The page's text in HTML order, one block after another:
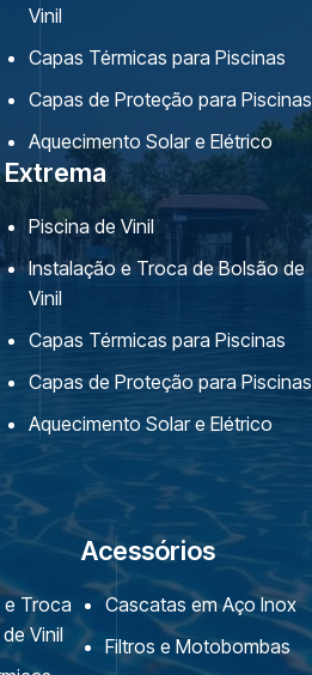
Vinil
Capas Térmicas para Piscinas
Capas de Proteção para Piscinas
Aquecimento Solar e Elétrico
Extrema
Piscina de Vinil
Instalação e Troca de Bolsão de
Vinil
Capas Térmicas para Piscinas
Capas de Proteção para Piscinas
Aquecimento Solar e Elétrico
e Troca
Vinil
Acessórios
Cascatas em Aço Inox
Filtros e Motobombas